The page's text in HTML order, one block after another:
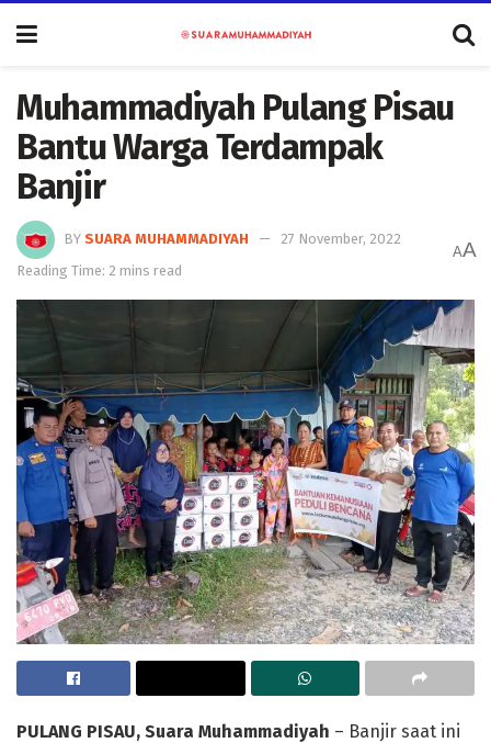
Muhammadiyah Pulang Pisau
Bantu Warga Terdampak
Banjir
BY SUARA MUHAMMADIYAH
27 November, 2022
Reading Time: 2 mins read
AA
PULANG PISAU, Suara Muhammadiyah – Banjir saat ini